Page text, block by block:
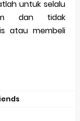
untuk selalu
dan tidak
atau membeli